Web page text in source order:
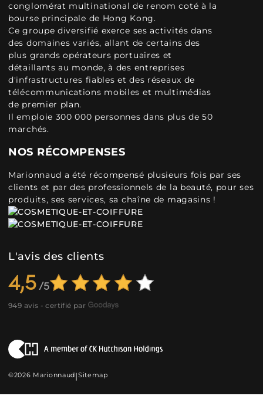
conglomérat multinational de renom coté à la
bourse principale de Hong Kong.
Ce groupe diversifié exerce ses activités dans
des domaines variés, allant de certains des
plus grands opérateurs portuaires et
détaillants au monde, à des entreprises
d'infrastructures fiables et des réseaux de
télécommunications mobiles et multimédias
de premier plan.
Il emploie 300 000 personnes dans plus de 50
marchés.
NOS RÉCOMPENSES
Marionnaud a été récompensé plusieurs fois par ses
clients et par des professionnels de la beauté, pour ses
produits, ses services, sa chaîne de magasins !
L'avis des clients
4,5
949 avis - certifié par
©2026 Marionnaud|Sitemap